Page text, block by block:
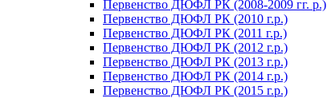
Первенство ДЮФЛ РК (2008-2009 гг. р.)
Первенство ДЮФЛ РК (2010 г.р.)
Первенство ДЮФЛ РК (2011 г.р.)
Первенство ДЮФЛ РК (2012 г.р.)
Первенство ДЮФЛ РК (2013 г.р.)
Первенство ДЮФЛ РК (2014 г.р.)
Первенство ДЮФЛ РК (2015 г.р.)